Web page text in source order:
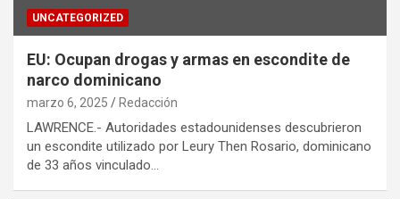
UNCATEGORIZED
EU: Ocupan drogas y armas en escondite de
narco dominicano
marzo 6, 2025 Redacción
LAWRENCE.- Autoridades estadounidenses descubrieron
un escondite utilizado por Leury Then Rosario, dominicano
de 33 años vinculado…